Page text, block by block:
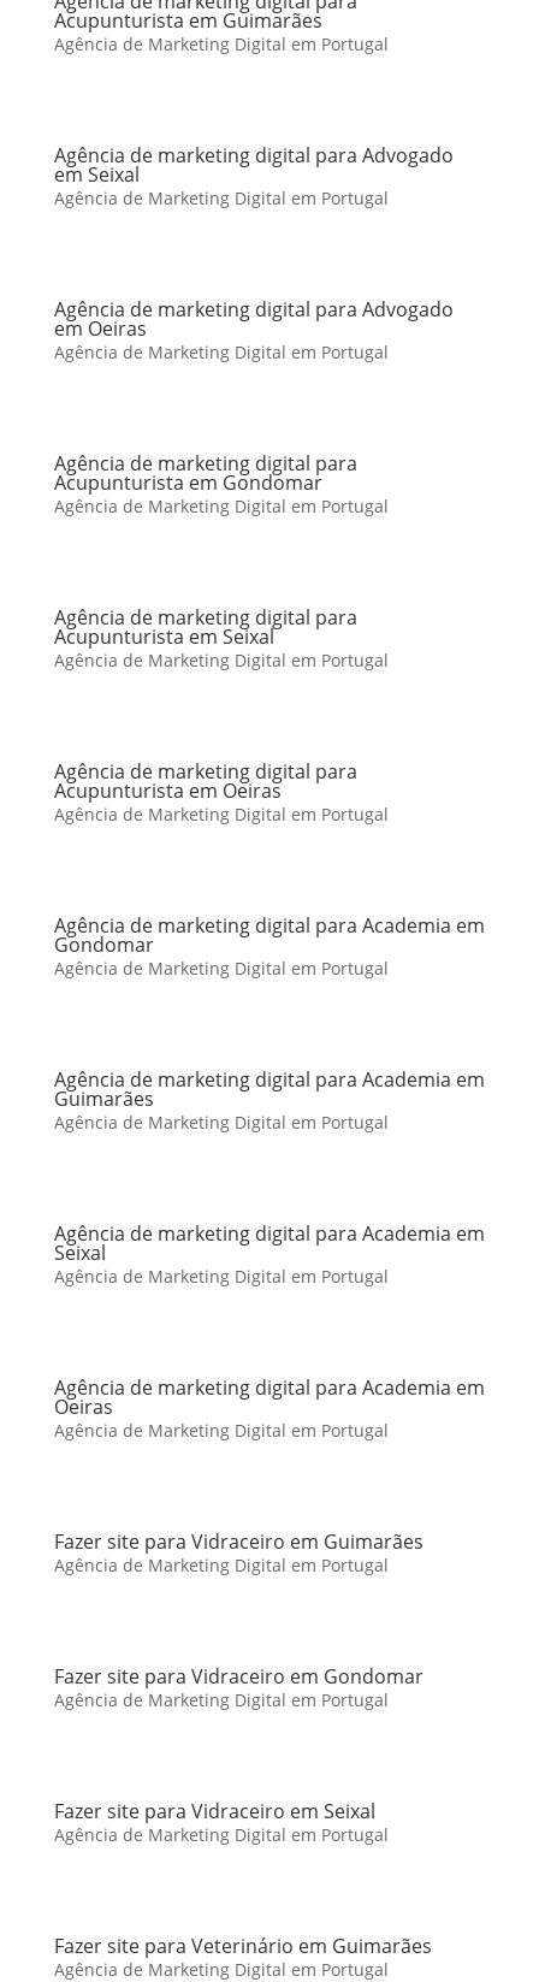
Acupunturista em Guimarães
Agência de Marketing Digital em Portugal
Agência de marketing digital para Advogado
em Seixal
Agência de Marketing Digital em Portugal
Agência de marketing digital para Advogado
em Oeiras
Agência de Marketing Digital em Portugal
Agência de marketing digital para
Acupunturista em Gondomar
Agência de Marketing Digital em Portugal
Agência de marketing digital para
Acupunturista em Seixal
Agência de Marketing Digital em Portugal
Agência de marketing digital para
Acupunturista em Oeiras
Agência de Marketing Digital em Portugal
Agência de marketing digital para Academia em
Gondomar
Agência de Marketing Digital em Portugal
Agência de marketing digital para Academia em
Guimarães
Agência de Marketing Digital em Portugal
Agência de marketing digital para Academia em
Seixal
Agência de Marketing Digital em Portugal
Agência de marketing digital para Academia em
Oeiras
Agência de Marketing Digital em Portugal
Fazer site para Vidraceiro em Guimarães
Agência de Marketing Digital em Portugal
Fazer site para Vidraceiro em Gondomar
Agência de Marketing Digital em Portugal
Fazer site para Vidraceiro em Seixal
Agência de Marketing Digital em Portugal
Fazer site para Veterinário em Guimarães
Agência de Marketing Digital em Portugal